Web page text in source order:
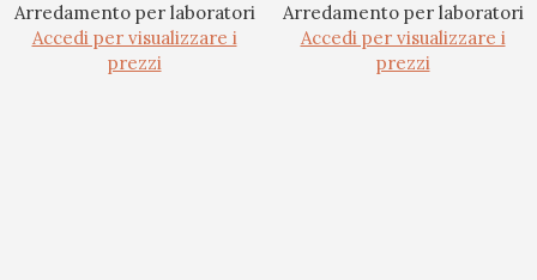
Arredamento per laboratori
Accedi per visualizzare i
prezzi
Arredamento per laboratori
Accedi per visualizzare i
prezzi